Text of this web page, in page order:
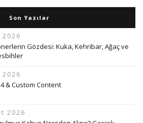
Son Yazılar
Gözdesi: Kuka, Kehribar, Ağaç ve
& Custom Content
2026